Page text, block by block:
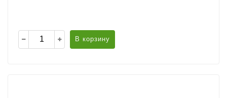
В корзину